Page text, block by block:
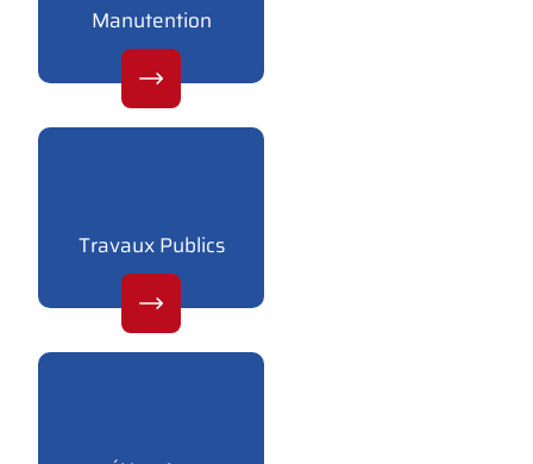
Manutention
Travaux Publics